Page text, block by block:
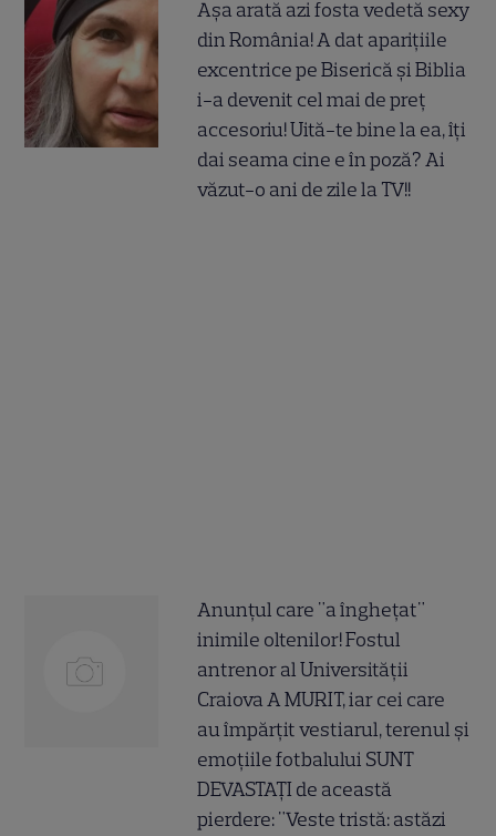
Așa arată azi fosta vedetă sexy
din România! A dat aparițiile
excentrice pe Biserică și Biblia
i-a devenit cel mai de preț
accesoriu! Uită-te bine la ea, îți
dai seama cine e în poză? Ai
văzut-o ani de zile la TV!!
Anunțul care "a înghețat"
inimile oltenilor! Fostul
antrenor al Universității
Craiova A MURIT, iar cei care
au împărțit vestiarul, terenul și
emoțiile fotbalului SUNT
DEVASTAȚI de această
pierdere: "Veste tristă: astăzi